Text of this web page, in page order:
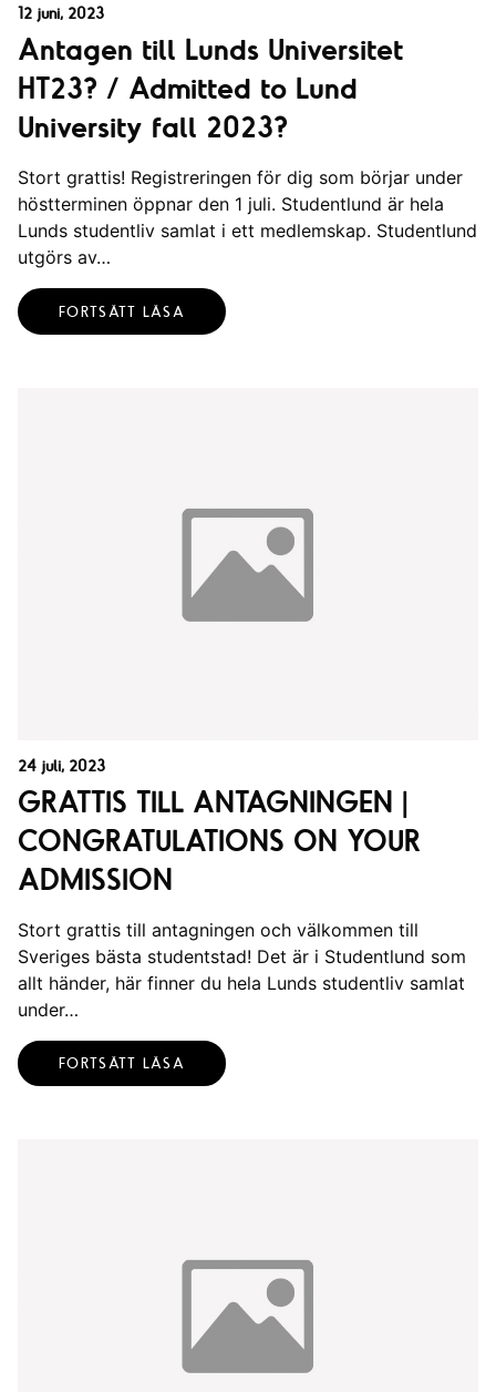
12 juni, 2023
Antagen till Lunds Universitet
HT23? / Admitted to Lund
University fall 2023?
Stort grattis! Registreringen för dig som börjar under
höstterminen öppnar den 1 juli. Studentlund är hela
Lunds studentliv samlat i ett medlemskap. Studentlund
utgörs av…
FORTSÄTT LÄSA
24 juli, 2023
GRATTIS TILL ANTAGNINGEN |
CONGRATULATIONS ON YOUR
ADMISSION
Stort grattis till antagningen och välkommen till
Sveriges bästa studentstad! Det är i Studentlund som
allt händer, här finner du hela Lunds studentliv samlat
under…
FORTSÄTT LÄSA